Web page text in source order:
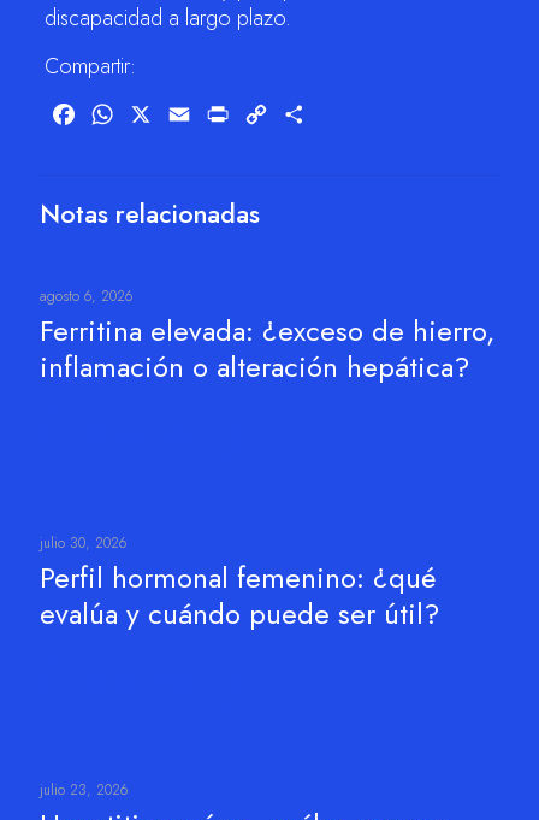
discapacidad a largo plazo.
Compartir:
FacebookWhatsApp Email Print
Copy
Notas relacionadas
agosto 6, 2026
Ferritina elevada: ¿exceso de hierro,
inflamación o alteración hepática?
julio 30, 2026
Perfil hormonal femenino: ¿qué
evalúa y cuándo puede ser útil?
julio 23, 2026